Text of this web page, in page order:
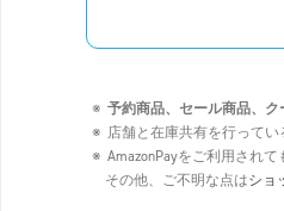
予約商品、セール商品、ク
店舗と在庫共有を行って
AmazonPayをご利用され
その他、ご不明な点はショ